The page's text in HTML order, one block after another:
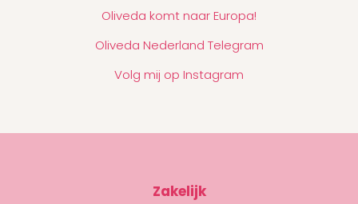
Oliveda komt naar Europa!
Oliveda Nederland Telegram
Volg mij op Instagram
Zakelijk